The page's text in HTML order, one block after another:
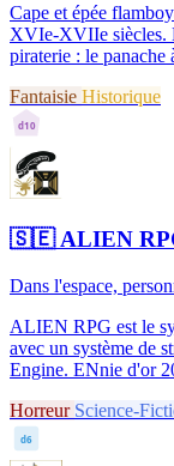
Cape et épée
XVIe-XVIIe siècles.
piraterie : le panache
Fantaisie Historique
d10
🇸🇪ALIEN
Dans l'espace,
ALIEN RPG est le
avec un système de
Engine. ENnie d'or
Horreur Science-
d6